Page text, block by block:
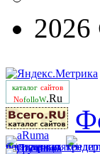
2026
каталог сайтов
NofolloW.Ru